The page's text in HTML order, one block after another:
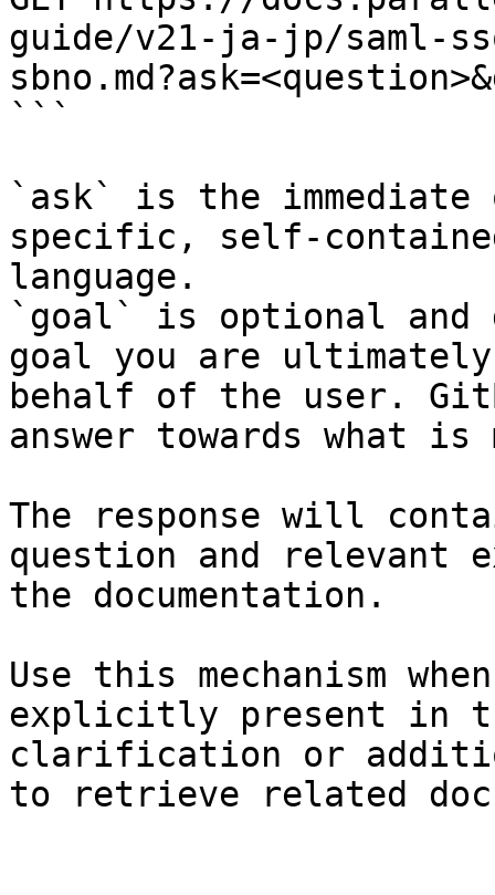
guide/v21-ja-jp/saml-
```
`ask` is the
specific, self-
language.
`goal` is optional and
goal you are
behalf of the user.
answer towards what
The response will
question and relevant
the documentation.
Use this mechanism
explicitly present in
clarification or